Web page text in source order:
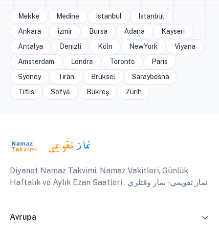
Mekke Medine Istanbul
Istanbul
Ankara
izmir Bursa Adana
Kayseri
Antalya
Denizli Köln NewYork
Viyana
Amsterdam
Londra Toronto
Paris
Sydney
Tiran Brüksel
Saraybosna
Tiflis
Sofya Bükreş Zürih
Diyanet Namaz Takvimi, Namaz Vakitleri, Günlük
Haftalık ve Aylık Ezan Saatleri . نماز تقويمي - نماز وقتلري
Avrupa